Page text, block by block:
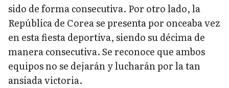
sido de forma consecutiva. Por otro lado, la
República de Corea se presenta por onceaba vez
en esta fiesta deportiva, siendo su décima de
manera consecutiva. Se reconoce que ambos
equipos no se dejarán y lucharán por la tan
ansiada victoria.